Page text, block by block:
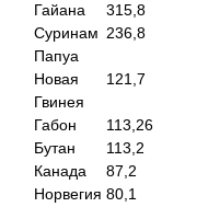
Гайана
315,8
Суринам 236,8
Папуа
Новая
Гвинея
121,7
Габон
113,26
Бутан
113,2
Канада
87,2
Норвегия 80,1